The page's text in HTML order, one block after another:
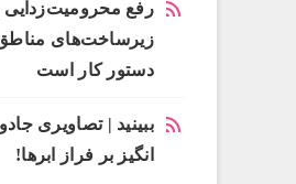
رفع محرومیت‌زدایی
زیرساخت‌های مناطق
دستور کار است
ببینید | تصاویری
انگیز بر فراز ابرها!